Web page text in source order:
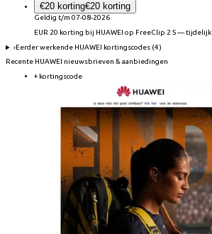
€20 korting€20 korting
Geldig t/m 07-08-2026
EUR 20 korting bij HUAWEI op FreeClip 2 S —
›Eerder werkende HUAWEI kortingscodes (4)
Recente HUAWEI nieuwsbrieven & aanbiedingen
+ kortingscode